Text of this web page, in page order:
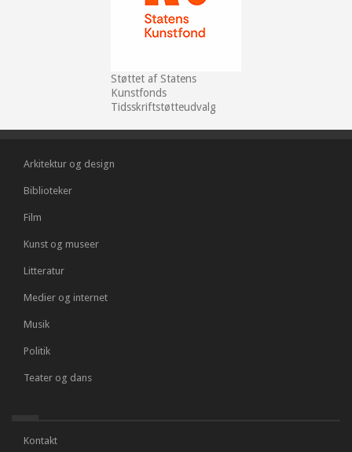
Støttet af Statens
Kunstfonds
Tidsskriftstøtteudvalg
Arkitektur og design
Biblioteker
Film
Kunst og museer
Litteratur
Medier og internet
Musik
Politik
Teater og dans
Kontakt